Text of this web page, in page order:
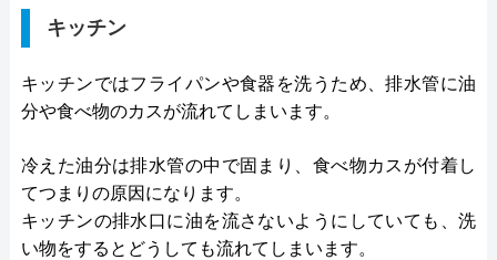
キッチン
キッチンではフライパンや食器を洗うため、排水管に油
分や食べ物のカスが流れてしまいます。
冷えた油分は排水管の中で固まり、食べ物カスが付着し
てつまりの原因になります。
キッチンの排水口に油を流さないようにしていても、洗
い物をするとどうしても流れてしまいます。